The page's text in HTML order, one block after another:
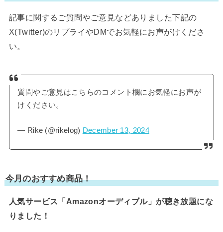
記事に関するご質問やご意見などありました下記の
X(Twitter)のリプライやDMでお気軽にお声がけくださ
い。
質問やご意見はこちらのコメント欄にお気軽にお声が
けください。
— Rike (@rikelog) December 13, 2024
今月のおすすめ商品！
人気サービス「Amazonオーディブル」が聴き放題にな
りました！